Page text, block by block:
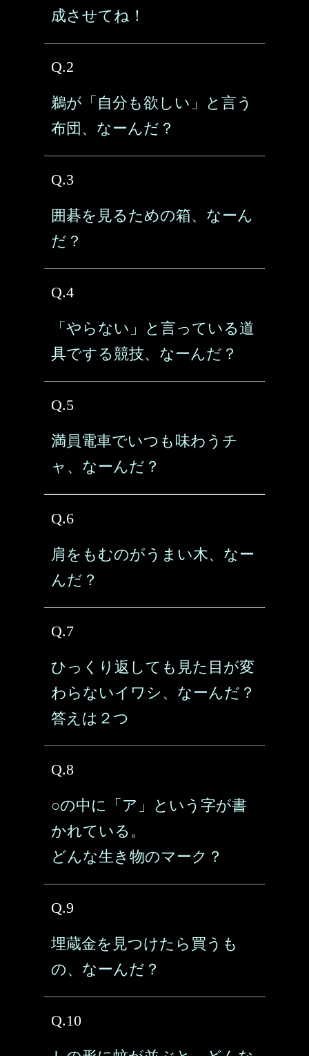
成させてね！
Q.2
鵜が「自分も欲しい」と言う
布団、なーんだ？
Q.3
囲碁を見るための箱、なーん
だ？
Q.4
「やらない」と言っている道
具でする競技、なーんだ？
Q.5
満員電車でいつも味わうチ
ャ、なーんだ？
Q.6
肩をもむのがうまい木、なー
んだ？
Q.7
ひっくり返しても見た目が変
わらないイワシ、なーんだ？
答えは２つ
Q.8
○の中に「ア」という字が書
かれている。
どんな生き物のマーク？
Q.9
埋蔵金を見つけたら買うも
の、なーんだ？
Q.10